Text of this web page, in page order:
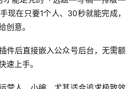
找图就能完成所有排版工作。